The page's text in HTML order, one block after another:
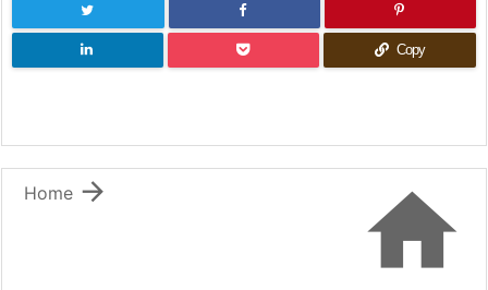
Copy


Home